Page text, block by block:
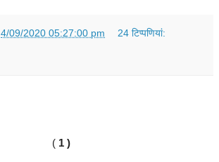
4/09/2020 05:27:00 pm 24 टिप्‍पणियां:
( 1 )